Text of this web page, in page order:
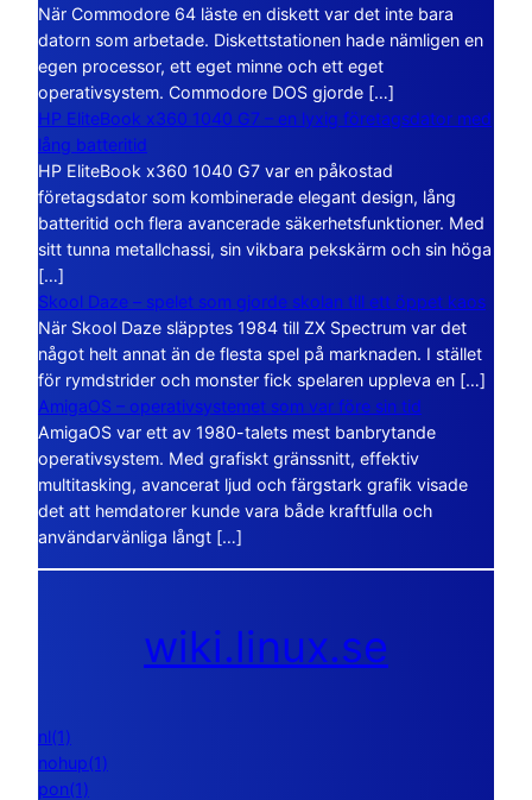
När Commodore 64 läste en diskett var det inte bara
datorn som arbetade. Diskettstationen hade nämligen en
egen processor, ett eget minne och ett eget
operativsystem. Commodore DOS gjorde […]
HP EliteBook x360 1040 G7 – en lyxig företagsdator med
lång batteritid
HP EliteBook x360 1040 G7 var en påkostad
företagsdator som kombinerade elegant design, lång
batteritid och flera avancerade säkerhetsfunktioner. Med
sitt tunna metallchassi, sin vikbara pekskärm och sin höga
[…]
Skool Daze – spelet som gjorde skolan till ett öppet kaos
När Skool Daze släpptes 1984 till ZX Spectrum var det
något helt annat än de flesta spel på marknaden. I stället
för rymdstrider och monster fick spelaren uppleva en […]
AmigaOS – operativsystemet som var före sin tid
AmigaOS var ett av 1980-talets mest banbrytande
operativsystem. Med grafiskt gränssnitt, effektiv
multitasking, avancerat ljud och färgstark grafik visade
det att hemdatorer kunde vara både kraftfulla och
användarvänliga långt […]
wiki.linux.se
nl(1)
nohup(1)
pon(1)